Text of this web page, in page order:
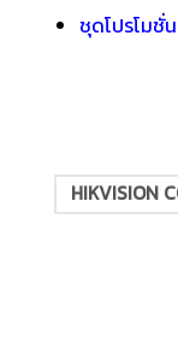
ชุดโปรโมชั่
HIKVISION